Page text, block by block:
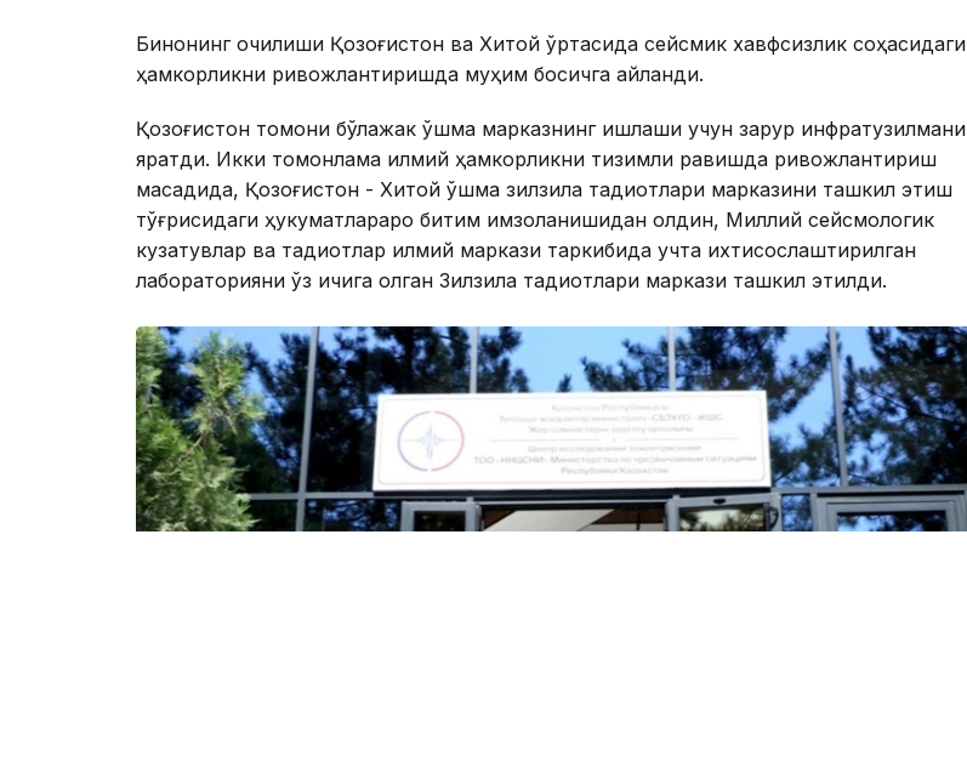
Бинонинг очилиши Қозоғистон ва Хитой ўртасида сейсмик хавфсизлик соҳасидаги
ҳамкорликни ривожлантиришда муҳим босқичга айланди.
Қозоғистон томони бўлажак қўшма марказнинг ишлаши учун зарур инфратузилмани
яратди. Икки томонлама илмий ҳамкорликни тизимли равишда ривожлантириш
мақсадида, Қозоғистон - Хитой қўшма зилзила тадқиқотлари марказини ташкил этиш
тўғрисидаги ҳукуматлараро битим имзоланишидан олдин, Миллий сейсмологик
кузатувлар ва тадқиқотлар илмий маркази таркибида учта ихтисослаштирилган
лабораторияни ўз ичига олган Зилзила тадқиқотлари маркази ташкил этилди.